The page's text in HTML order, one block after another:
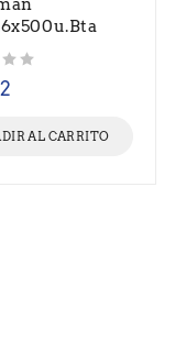
AL CARRITO